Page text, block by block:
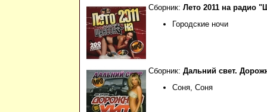
Сборник: Лето 2011 на радио
Городские ночи
Сборник: Дальний свет.
Соня, Соня